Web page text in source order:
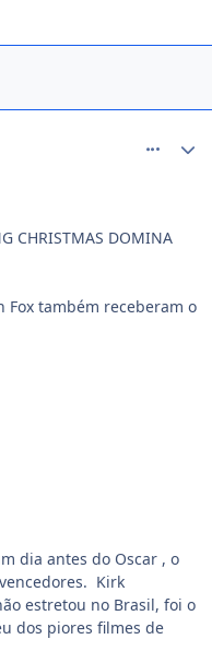
CHRISTMAS DOMINA
Fox também receberam o
dia antes do Oscar , o
Kirk
estretou no Brasil, foi o
dos piores filmes de